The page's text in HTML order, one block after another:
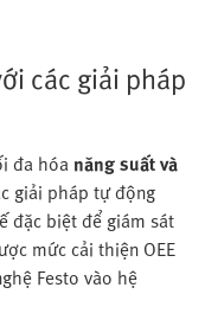
các giải pháp
đa hóa năng suất và
giải pháp tự động
đặc biệt để giám sát
mức cải thiện OEE
Festo vào hệ